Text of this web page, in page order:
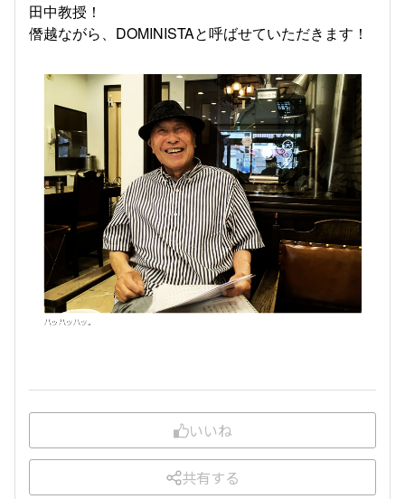
田中教授！
僭越ながら、DOMINISTAと呼ばせていただきます！
いいね
共有する